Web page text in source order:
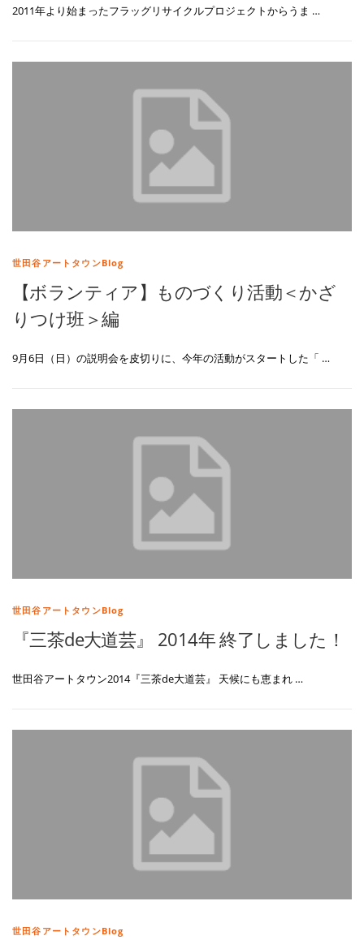
2011年より始まったフラッグリサイクルプロジェクトからうま …
世田谷アートタウンBlog
【ボランティア】ものづくり活動＜かざ
りつけ班＞編
9月6日（日）の説明会を皮切りに、今年の活動がスタートした「 …
世田谷アートタウンBlog
『三茶de大道芸』 2014年 終了しました！
世田谷アートタウン2014『三茶de大道芸』 天候にも恵まれ …
世田谷アートタウンBlog